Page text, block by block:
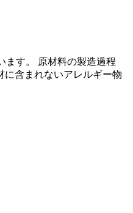
ます。 原材料の製造過程
に含まれないアレルギー物